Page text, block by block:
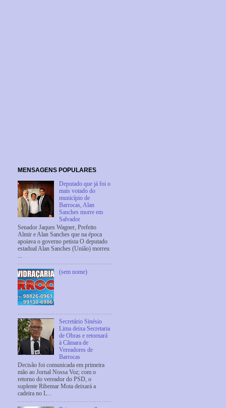
MENSAGENS POPULARES
Deputado que já foi o
mais votado do
município de
Barrocas, Alan
Sanches morre em
Salvador
Senador Jaques Wagner, Prefeito
Almir e Alan Sanches que na época
apoiava o governo petista O deputado
estadual Alan Sanches (União) morreu
...
(sem nome)
Secretário Sinésio
Lima deixa Secretaria
de Obras e retornará
à Câmara de
Vereadores de
Barrocas
Decisão foi comunicada em primeira
mão ao Jornal Nossa Voz; com o
retorno do vereador do PSD, o
suplente Ribemar Mota deixará a
cadeira no L...